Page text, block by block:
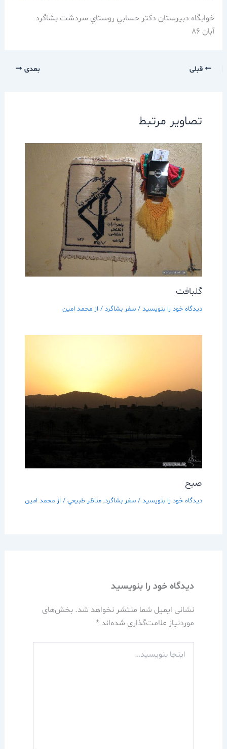
خوابگاه دبيرستان دكتر حسابي روستاي سردشت بشاگرد
آبان 86
قبلی بعدی
تصاویر مرتبط
گلبافت
دیدگاه‌ خود را بنویسید / سفر بشاگرد/ از محمد امین
صبح
دیدگاه‌ خود را بنویسید / سفر بشاگرد, مناظر طبيعي/ از محمد امین
دیدگاه‌ خود را بنویسید
نشانی ایمیل شما منتشر نخواهد شد. بخش‌های
موردنیاز علامت‌گذاری شده‌اند *
بنویسید…